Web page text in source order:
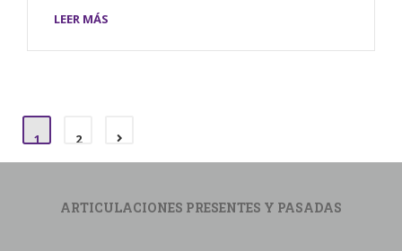
LEER MÁS
1 2
ARTICULACIONES PRESENTES Y PASADAS